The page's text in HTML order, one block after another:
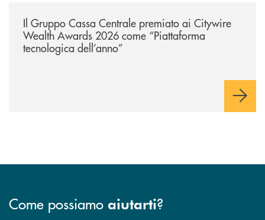
Il Gruppo Cassa Centrale premiato ai Citywire
Wealth Awards 2026 come “Piattaforma
tecnologica dell’anno”
Come possiamo aiutarti?